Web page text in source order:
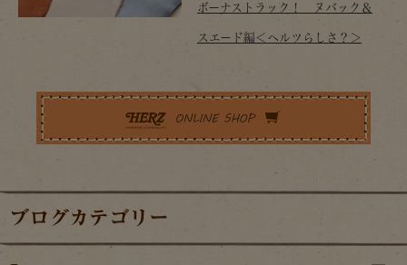
ボーナストラック！ ヌバック＆
スエード編＜ヘルツらしさ？＞
ブログカテゴリー